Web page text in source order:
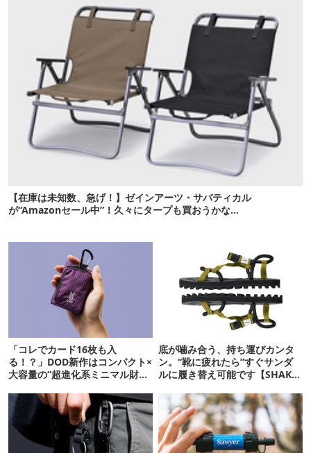
【在庫は未知数、急げ！】ゼインアーツ・サバティカル
が“Amazonセール中”！久々にタープも買おうかな…
「コレでカード16枚も入
る！？」DOD新作はコンパクト×
大容量の“超進化系ミニマル財
底が噛み合う、持ち運びカンタ
ン。“靴に疲れたら”すぐサンダ
ルに履き替え可能です【SHAKA